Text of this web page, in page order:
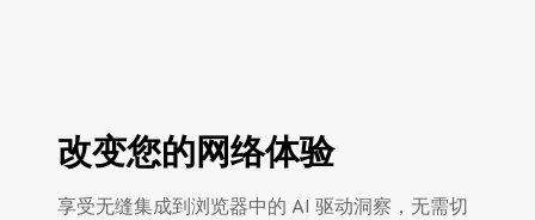
改变您的网络体验
享受无缝集成到浏览器中的 AI 驱动洞察，无需切